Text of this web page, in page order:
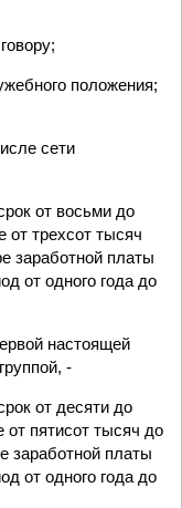
положения;
сети
от восьми до
трехсот тысяч
заработной платы
от одного года до
настоящей
-
от десяти до
пятисот тысяч до
заработной платы
от одного года до